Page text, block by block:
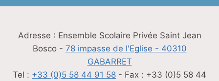
Adresse : Ensemble Scolaire Privée Saint Jean
Bosco - 78 impasse de l'Eglise - 40310
GABARRET
Tel : +33 (0)5 58 44 91 58 - Fax : +33 (0)5 58 44